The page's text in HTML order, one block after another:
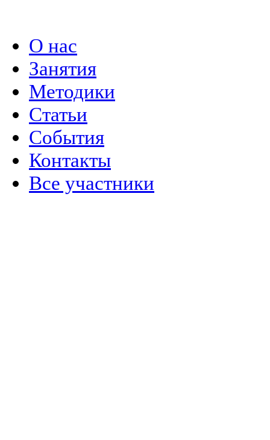
О нас
Занятия
Методики
Статьи
События
Контакты
Все участники